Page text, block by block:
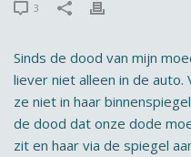
3
Sinds de dood van mijn
liever niet alleen in de
ze niet in haar
de dood dat onze dode
zit en haar via de spiegel